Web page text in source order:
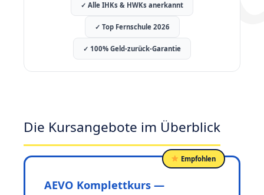
✓ Alle IHKs & HWKs anerkannt
✓ Top Fernschule 2026
✓ 100% Geld-zurück-Garantie
Die Kursangebote im Überblick
Empfohlen
AEVO Komplettkurs —